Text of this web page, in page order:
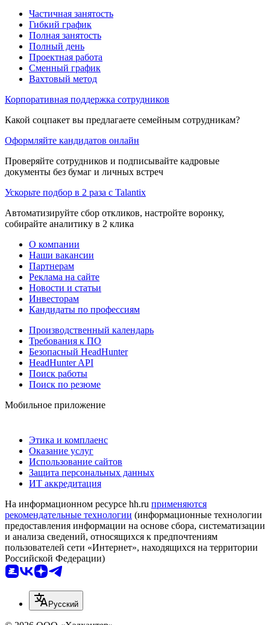
Частичная занятость
Гибкий график
Полная занятость
Полный день
Проектная работа
Сменный график
Вахтовый метод
Корпоративная поддержка сотрудников
Какой соцпакет вы предлагаете семейным сотрудникам?
Оформляйте кандидатов онлайн
Проверяйте сотрудников и подписывайте кадровые
документы без бумаг и личных встреч
Ускорьте подбор в 2 раза с Talantix
Автоматизируйте сбор откликов, настройте воронку,
собирайте аналитику в 2 клика
О компании
Наши вакансии
Партнерам
Реклама на сайте
Новости и статьи
Инвесторам
Кандидаты по профессиям
Производственный календарь
Требования к ПО
Безопасный HeadHunter
HeadHunter API
Поиск работы
Поиск по резюме
Мобильное приложение
Этика и комплаенс
Оказание услуг
Использование сайтов
Защита персональных данных
ИТ аккредитация
На информационном ресурсе hh.ru применяются
рекомендательные технологии (информационные технологии
предоставления информации на основе сбора, систематизации
и анализа сведений, относящихся к предпочтениям
пользователей сети «Интернет», находящихся на территории
Российской Федерации)
Русский